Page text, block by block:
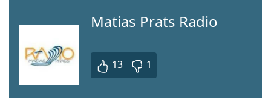
Matias Prats Radio
13 1